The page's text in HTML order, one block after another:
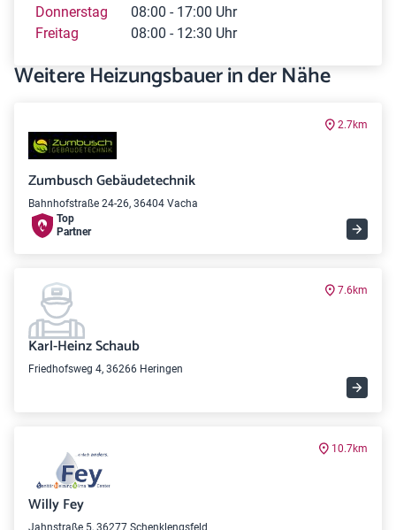
Donnerstag
08:00 - 17:00 Uhr
Freitag
08:00 - 12:30 Uhr
Weitere Heizungsbauer in der Nähe
2.7km
Zumbusch Gebäudetechnik
Bahnhofstraße 24-26, 36404 Vacha
Top
Partner
7.6km
Karl-Heinz Schaub
Friedhofsweg 4, 36266 Heringen
10.7km
Willy Fey
Jahnstraße 5, 36277 Schenklengsfeld